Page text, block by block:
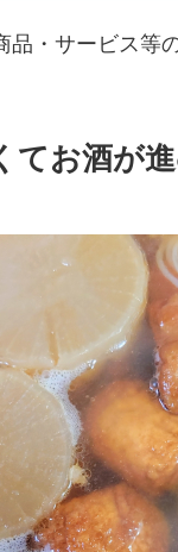
・サービス等
てお酒